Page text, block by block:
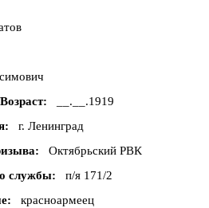
__.__.1919
г. Ленинград
Октябрьский РВК
службы
п/я 171/2
красноармеец